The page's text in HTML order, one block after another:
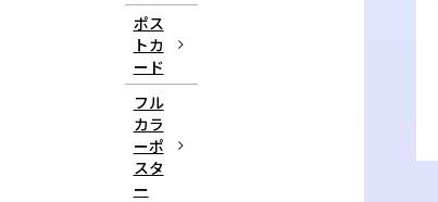
ポス
トカ
ード
フル
カラ
ーポ
スタ
ー